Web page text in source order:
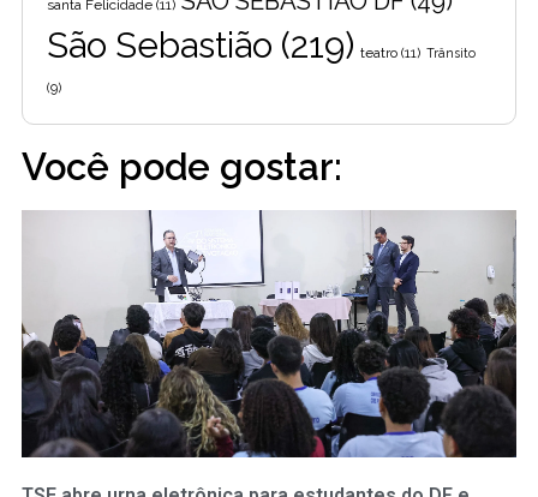
santa Felicidade (11)
São Sebastião (219) teatro (11) Trânsito
(9)
Você pode gostar: